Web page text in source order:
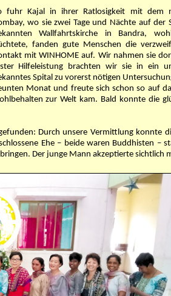
fuhr Kajal in ihrer Ratlosigkeit mit dem
wo sie zwei Tage und Nächte auf der
Wallfahrtskirche in Bandra,
fanden gute Menschen die
mit WINHOME auf. Wir nahmen sie
Hilfeleistung brachten wir sie in ein
Spital zu vorerst nötigen
Monat und freute sich schon so auf
zur Welt kam. Bald konnte die
Durch unsere Vermittlung konnte
Ehe – beide waren Buddhisten
Der junge Mann akzeptierte sichtlich